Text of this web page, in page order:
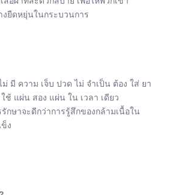
งยืดหยุ่นในกระบวนการ
มี ความ เจ็บ ปวด ไม่ จําเป็น ต้อง ใส่ ยา
ช้ แผ่น สอง แผ่น ใน เวลา เดียว
กษาจะดีกว่าการรู้สึกของกล้ามเนื้อใน
ง